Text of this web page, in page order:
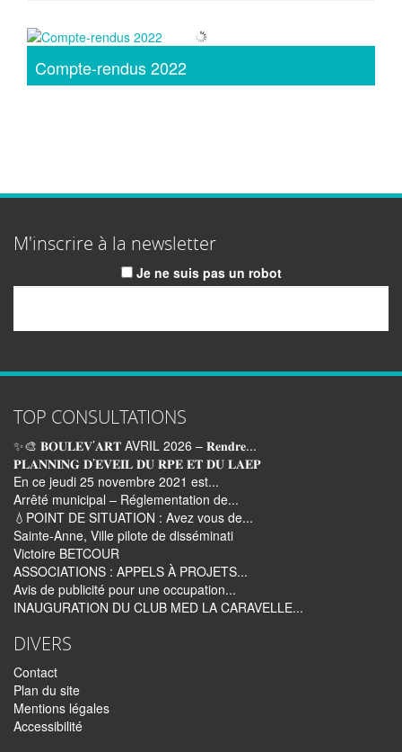
Compte-rendus 2022
M'inscrire à la newsletter
Je ne suis pas un robot
TOP CONSULTATIONS
✨🎨 𝐁𝐎𝐔𝐋𝐄𝐕’𝐀𝐑𝐓 AVRIL 2026 – 𝐑𝐞𝐧𝐝𝐫𝐞...
𝐏𝐋𝐀𝐍𝐍𝐈𝐍𝐆 𝐃’𝐄𝐕𝐄𝐈𝐋 𝐃𝐔 𝐑𝐏𝐄 𝐄𝐓 𝐃𝐔 𝐋𝐀𝐄𝐏
En ce jeudi 25 novembre 2021 est...
Arrêté municipal – Réglementation de...
💧POINT DE SITUATION : Avez vous de...
Sainte-Anne, Ville pilote de disséminati
Victoire BETCOUR
ASSOCIATIONS : APPELS À PROJETS...
Avis de publicité pour une occupation...
INAUGURATION DU CLUB MED LA CARAVELLE...
DIVERS
Contact
Plan du site
Mentions légales
Accessibilité